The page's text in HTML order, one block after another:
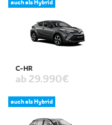
auch als Hybrid
C-HR
ab 29.990 €
auch als Hybrid